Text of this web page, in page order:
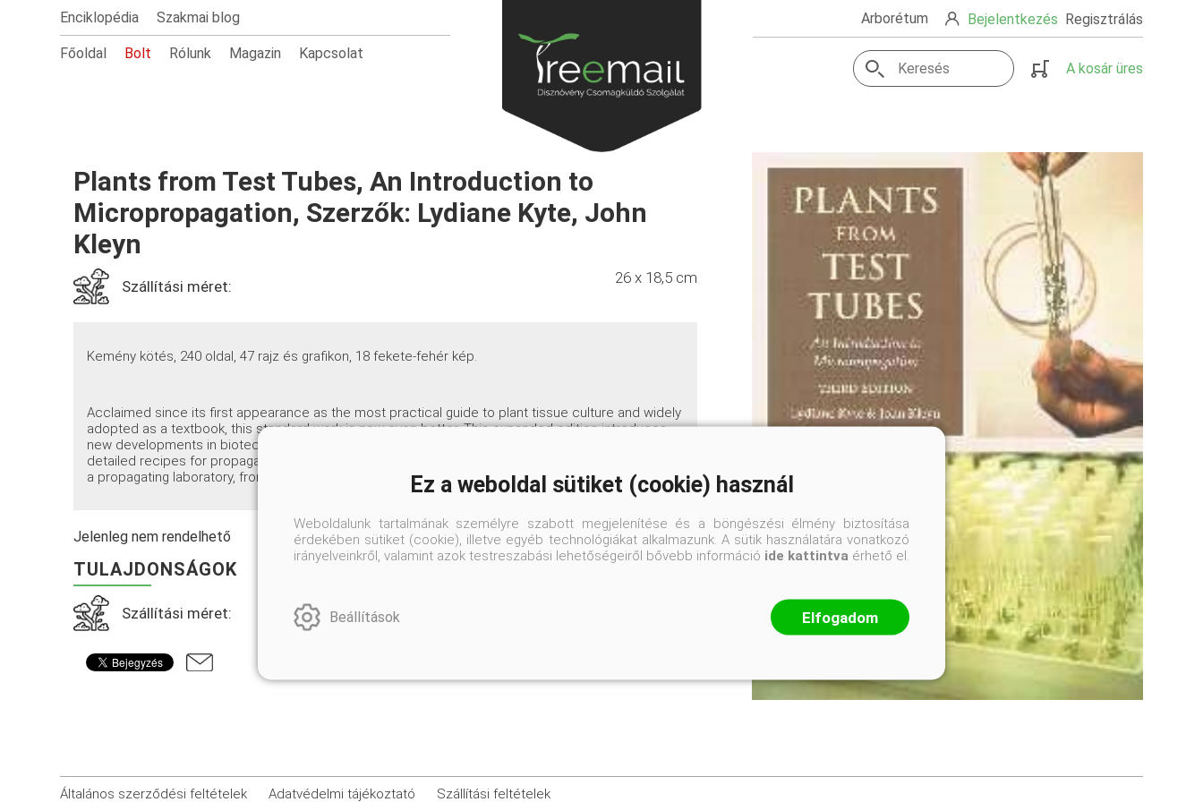
Enciklopédia Szakmai blog
Főoldal Bolt Rólunk Magazin Kapcsolat
Arborétum Bejelentkezés Regisztrálás
A kosár üres
Plants from Test Tubes, An Introduction to
Micropropagation, Szerzők: Lydiane Kyte, John
Kleyn
Szállítási méret: 26 x 18,5 cm
Kemény kötés, 240 oldal, 47 rajz és grafikon, 18 fekete-fehér kép.
Acclaimed since its first appearance as the most practical guide to plant tissue culture and widely
adopted as a textbook, this standard work is now even better. This expanded edition introduces
new developments in biotechnology, such as genetic engineering and cell culture. It provides
detailed recipes for propagating plants from more than 30 families. It explains clearly how to set up
a propagating laboratory, from a hobbyist's kitchen to an elaborate commercial enterprise.
Jelenleg nem rendelhető
TULAJDONSÁGOK
Szállítási méret:
Általános szerződési feltételek Adatvédelmi tájékoztató Szállítási feltételek
Ez a weboldal sütiket (cookie) használ
Weboldalunk tartalmának személyre szabott megjelenítése és a böngészési élmény biztosítása
érdekében sütiket (cookie), illetve egyéb technológiákat alkalmazunk. A sütik használatára vonatkozó
irányelveinkről, valamint azok testreszabási lehetőségeiről bővebb információ ide kattintva érhető el.
Beállítások Elfogadom